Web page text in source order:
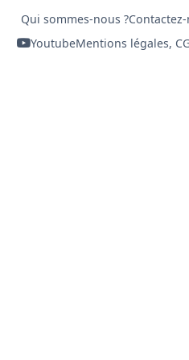
Qui sommes-nous ?
YoutubeMentions légales,